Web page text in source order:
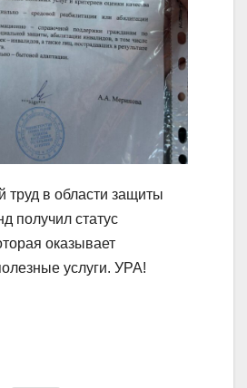
труд в области защиты
получил статус
оказывает
услуги. УРА!